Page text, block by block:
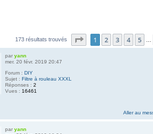
173 résultats trouvés Page sur18
1 2 3 4 5
paryann
mer. 20 févr. 2019 20:47
Forum :DIY
Sujet :Filtre à rouleau XXXL
Réponses :2
Vues : 16461
Aller au
paryann